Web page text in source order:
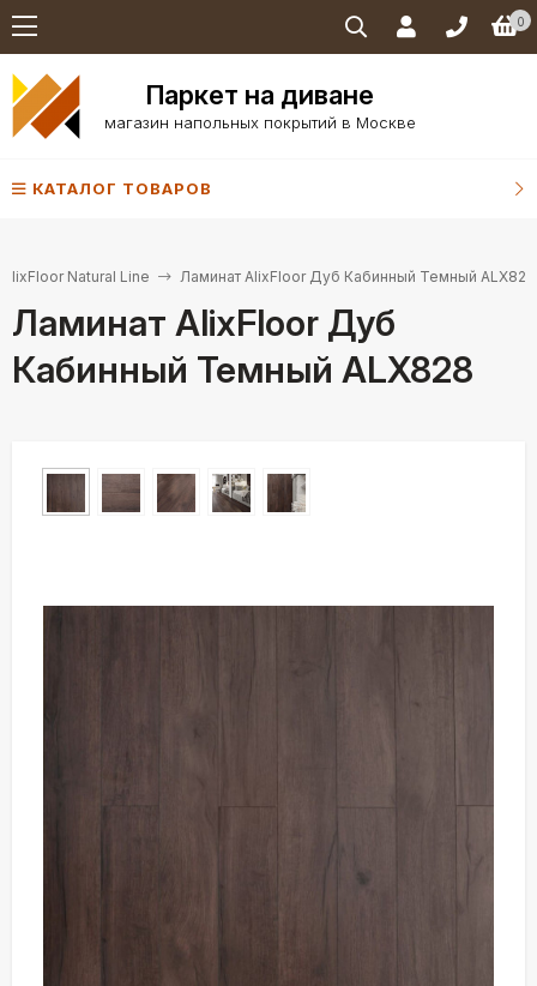
0
Паркет на диване
магазин напольных покрытий в Москве
КАТАЛОГ ТОВАРОВ
Natural Line Ламинат AlixFloor Дуб Кабинный Темный ALX828
Ламинат AlixFloor Дуб
Кабинный Темный ALX828